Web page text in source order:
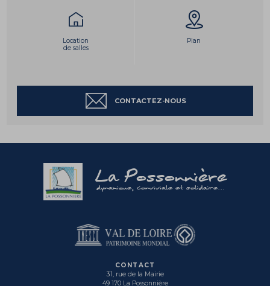
Location
de salles
Plan
CONTACTEZ-NOUS
La Possonnière
dynamique, conviviale et solidaire...
CONTACT
31, rue de la Mairie
49 170 La Possonnière